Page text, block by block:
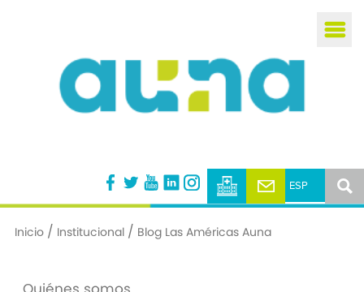
Inicio/ Institucional/ Blog Las Américas Auna